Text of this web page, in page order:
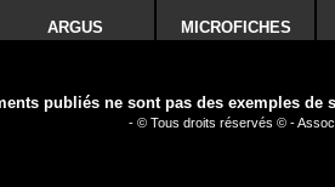
ARGUS MICROFICHES
publiés ne sont pas des exemples
- © Tous droits réservés © -